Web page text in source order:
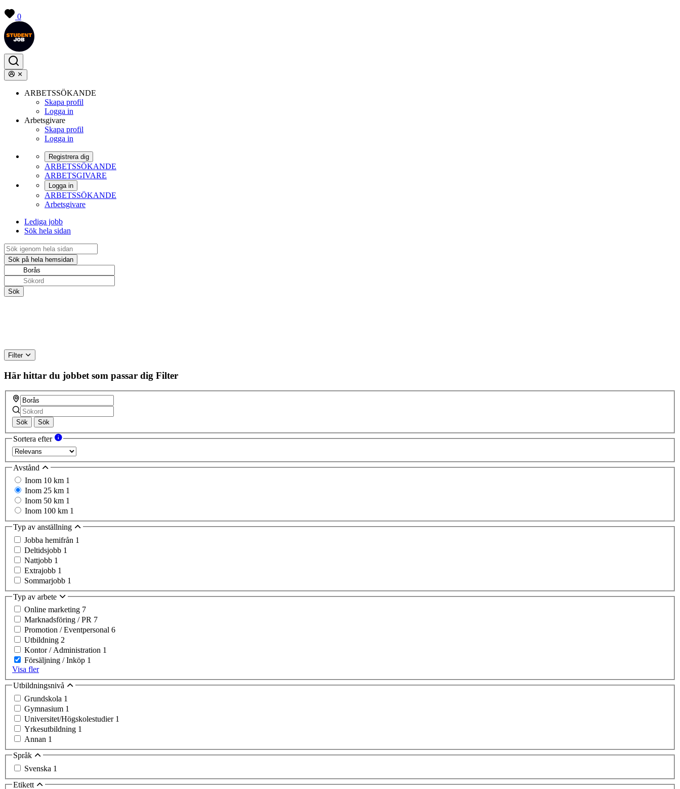
0
ARBETSSÖKANDE
Skapa profil
Logga in
Arbetsgivare
Skapa profil
Logga in
Registrera dig
ARBETSSÖKANDE
ARBETSGIVARE
Logga in
ARBETSSÖKANDE
Arbetsgivare
Lediga jobb
Sök hela sidan
Filter
Här hittar du jobbet som passar dig Filter
Sök Sök
Sortera efter
Avstånd
Inom 10 km 1
Inom 25 km 1
Inom 50 km 1
Inom 100 km 1
Typ av anställning
Jobba hemifrån 1
Deltidsjobb 1
Nattjobb 1
Extrajobb 1
Sommarjobb 1
Typ av arbete
Online marketing 7
Marknadsföring / PR 7
Promotion / Eventpersonal 6
Utbildning 2
Kontor / Administration 1
Försäljning / Inköp 1
Visa fler
Utbildningsnivå
Grundskola 1
Gymnasium 1
Universitet/Högskolestudier 1
Yrkesutbildning 1
Annan 1
Språk
Svenska 1
Etikett